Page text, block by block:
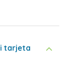
tarjeta